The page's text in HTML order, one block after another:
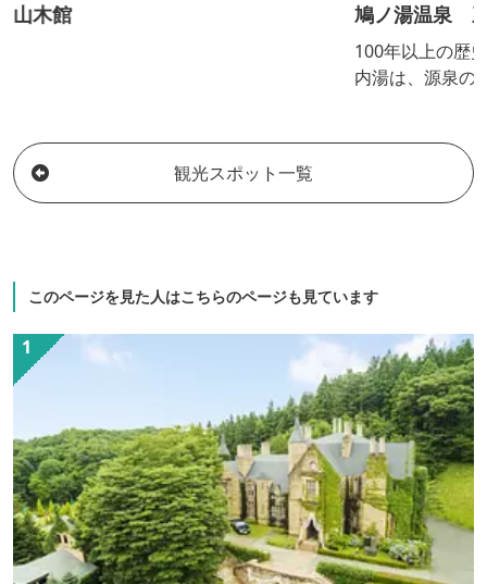
山木館 鳩ノ湯温泉
100年以上の歴
内湯は、源泉の
観光スポット一覧
このページを見た人はこちらのページも見ています